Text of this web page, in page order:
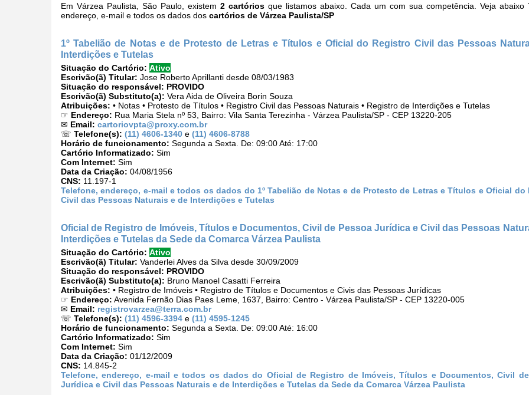
Em Várzea Paulista, São Paulo, existem 2 cartóriosque listamos abaixo. Cada um com sua competência. Veja abaixo
endereço, e-mail e todos os dados dos cartórios de Várzea Paulista/SP
1º Tabelião de Notas e de Protesto de Letras e Títulos e Oficial do Registro Civil das Pessoas
Interdições e Tutelas
Situação do Cartório: Ativo
Escrivão(ã) Titular: Jose Roberto Aprillanti desde 08/03/1983
Situação do responsável: PROVIDO
Escrivão(ã) Substituto(a): Vera Aida de Oliveira Borin Souza
Atribuições: • Notas • Protesto de Títulos • Registro Civil das Pessoas Naturais • Registro de Interdições e Tutelas
☞ Endereço: Rua Maria Stela nº 53, Bairro: Vila Santa Terezinha - Várzea Paulista/SP - CEP 13220-205
✉ Email: cartoriovpta@proxy.com.br
☏ Telefone(s): (11) 4606-1340 e (11) 4606-8788
Horário de funcionamento: Segunda a Sexta. De: 09:00 Até: 17:00
Cartório Informatizado: Sim
Com Internet: Sim
Data da Criação: 04/08/1956
CNS: 11.197-1
Telefone, endereço, e-mail e todos os dados do 1º Tabelião de Notas e de Protesto de Letras e Títulos e Oficial do
Civil das Pessoas Naturais e de Interdições e Tutelas
Oficial de Registro de Imóveis, Títulos e Documentos, Civil de Pessoa Jurídica e Civil das Pessoas
Interdições e Tutelas da Sede da Comarca Várzea Paulista
Situação do Cartório: Ativo
Escrivão(ã) Titular: Vanderlei Alves da Silva desde 30/09/2009
Situação do responsável: PROVIDO
Escrivão(ã) Substituto(a): Bruno Manoel Casatti Ferreira
Atribuições: • Registro de Imóveis • Registro de Títulos e Documentos e Civis das Pessoas Jurídicas
☞ Endereço: Avenida Fernão Dias Paes Leme, 1637, Bairro: Centro - Várzea Paulista/SP - CEP 13220-005
✉ Email: registrovarzea@terra.com.br
☏ Telefone(s): (11) 4596-3394 e (11) 4595-1245
Horário de funcionamento: Segunda a Sexta. De: 09:00 Até: 16:00
Cartório Informatizado: Sim
Com Internet: Sim
Data da Criação: 01/12/2009
CNS: 14.845-2
Telefone, endereço, e-mail e todos os dados do Oficial de Registro de Imóveis, Títulos e Documentos, Civil
Jurídica e Civil das Pessoas Naturais e de Interdições e Tutelas da Sede da Comarca Várzea Paulista